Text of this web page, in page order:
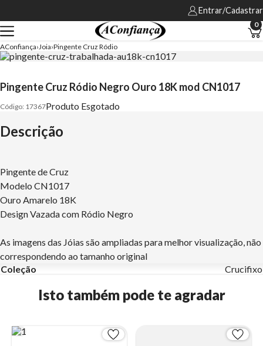
Entrar/Cadastrar
0
AConfiança Joia Pingente Cruz Ródio
Pingente Cruz Ródio Negro Ouro 18K mod CN1017
17367Produto Esgotado
Descrição
Pingente de Cruz
Modelo CN1017
Ouro Amarelo 18K
Design Vazada com Ródio Negro
As imagens das Jóias são ampliadas para melhor visualização, não
correspondendo ao tamanho original
Coleção
Crucifixo
Isto também pode te agradar